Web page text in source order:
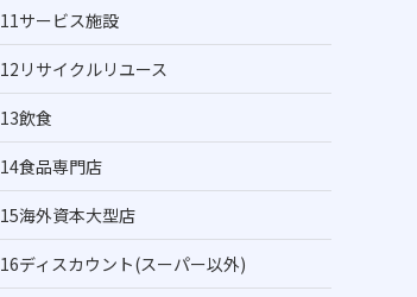
11サービス施設
12リサイクルリユース
13飲食
14食品専門店
15海外資本大型店
16ディスカウント(スーパー以外)